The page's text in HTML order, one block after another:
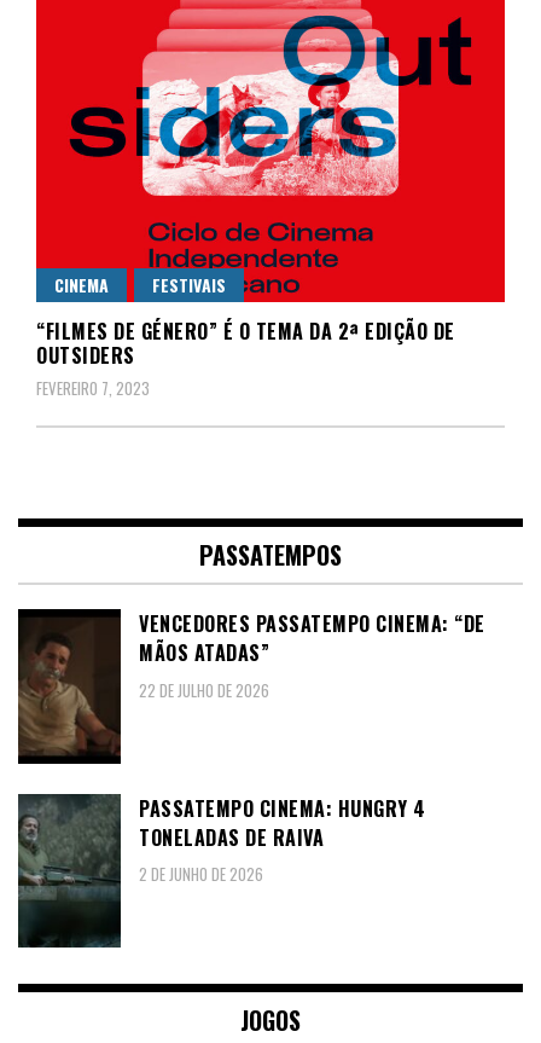
CINEMA FESTIVAIS
“FILMES DE GÉNERO” É O TEMA DA 2ª EDIÇÃO DE
OUTSIDERS
FEVEREIRO 7, 2023
PASSATEMPOS
VENCEDORES PASSATEMPO CINEMA: “DE
MÃOS ATADAS”
22 DE JULHO DE 2026
PASSATEMPO CINEMA: HUNGRY 4
TONELADAS DE RAIVA
2 DE JUNHO DE 2026
JOGOS